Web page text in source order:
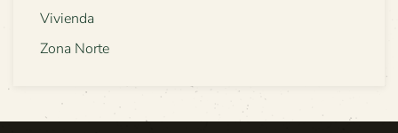
Vivienda
Zona Norte